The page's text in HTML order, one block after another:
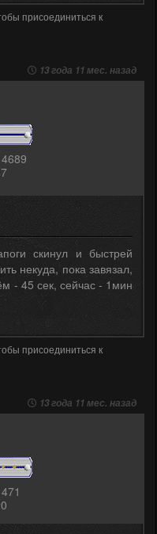
присоединиться к
13 года 11 мес. назад
4689
скинул и быстрей
некуда, пока завязал,
- 45 сек, сейчас - 1мин
присоединиться к
13 года 11 мес. назад
471